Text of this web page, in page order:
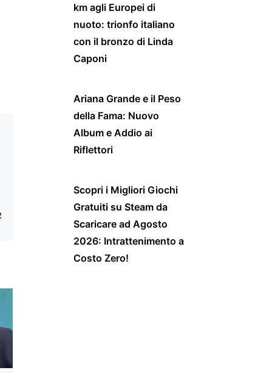
km agli Europei di
nuoto: trionfo italiano
con il bronzo di Linda
Caponi
Ariana Grande e il Peso
della Fama: Nuovo
Album e Addio ai
Riflettori
Scopri i Migliori Giochi
Gratuiti su Steam da
Scaricare ad Agosto
2026: Intrattenimento a
Costo Zero!